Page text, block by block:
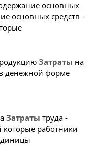
основных
основных средств -
Затраты на
денежной форме
Затраты труда -
которые работники